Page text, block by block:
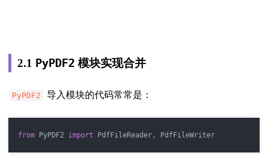
2.1 PyPDF2 模块实现合并
PyPDF2 导入模块的代码常常是：
from PyPDF2 import PdfFileReader, PdfFileWriter